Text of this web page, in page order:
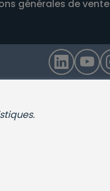
générales de vente